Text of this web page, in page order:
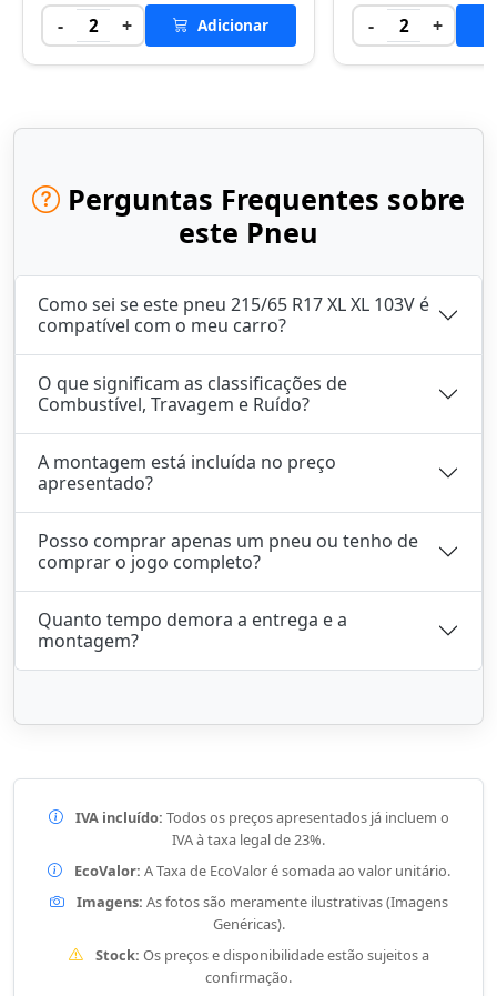
- 2 + Adicionar - 2 +
Perguntas Frequentes sobre
este Pneu
Como sei se este pneu 215/65 R17 XL XL 103V é
compatível com o meu carro?
O que significam as classificações de
Combustível, Travagem e Ruído?
A montagem está incluída no preço
apresentado?
Posso comprar apenas um pneu ou tenho de
comprar o jogo completo?
Quanto tempo demora a entrega e a
montagem?
IVA incluído: Todos os preços apresentados já incluem o
IVA à taxa legal de 23%.
EcoValor: A Taxa de EcoValor é somada ao valor unitário.
Imagens: As fotos são meramente ilustrativas (Imagens
Genéricas).
Stock: Os preços e disponibilidade estão sujeitos a
confirmação.